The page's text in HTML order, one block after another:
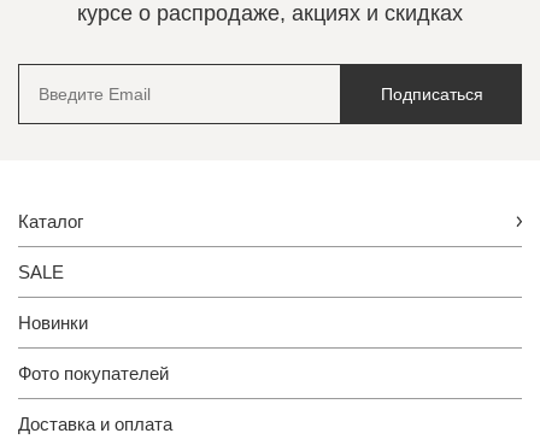
курсе о распродаже, акциях и скидках
Подписаться
Каталог
SALE
Новинки
Фото покупателей
Доставка и оплата